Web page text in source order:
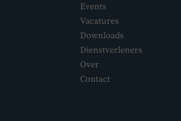
Events
Vacatures
Downloads
Dienstverleners
Over
Contact